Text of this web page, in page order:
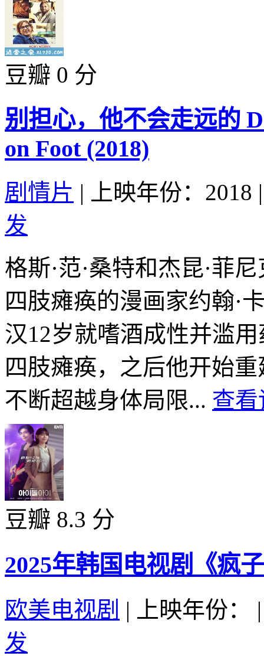
豆瓣 0 分
别担心，他不会走远的
on Foot (2018)
剧情片 | 上映年份：2018 |
发
格斯·范·桑特和杰昆·菲
四肢瘫痪的漫画家约翰·
汉12岁就嗜酒成性并滥
四肢瘫痪，之后他开始
不断超越身体局限... 查看
豆瓣 8.3 分
2025年韩国电视剧《疯
欧美电视剧 | 上映年份：
|
发